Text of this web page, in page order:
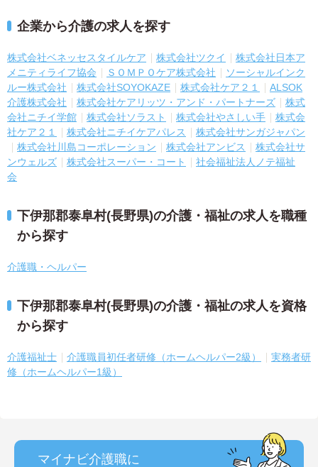
企業から介護の求人を探す
株式会社ベネッセスタイルケア 株式会社ツクイ
株式会社日本ア
メニティライフ協会
ＳＯＭＰＯケア株式会社
ソーシャルインク
ルー株式会社
株式会社SOYOKAZE 株式会社ケア２１
ALSOK
介護株式会社
株式会社ケアリッツ・アンド・パートナーズ
株式
会社ニチイ学館
株式会社ソラスト 株式会社やさしい手
株式会
社ケア２１
株式会社ニチイケアパレス
株式会社サンガジャパン
株式会社川島コーポレーション
株式会社アンビス
株式会社サ
ンウェルズ
株式会社スーパー・コート
社会福祉法人ノテ福祉
会
下伊那郡泰阜村(長野県)の介護・福祉の求人を職種
から探す
介護職・ヘルパー
下伊那郡泰阜村(長野県)の介護・福祉の求人を資格
から探す
介護福祉士 介護職員初任者研修（ホームヘルパー2級）
実務者研
修（ホームヘルパー1級）
マイナビ介護職に